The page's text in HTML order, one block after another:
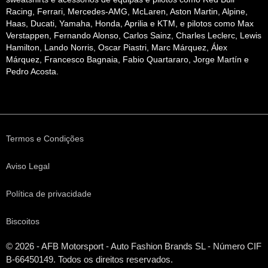
Racing, Ferrari, Mercedes-AMG, McLaren, Aston Martin, Alpine,
Haas, Ducati, Yamaha, Honda, Aprilia e KTM, e pilotos como Max
Verstappen, Fernando Alonso, Carlos Sainz, Charles Leclerc, Lewis
Hamilton, Lando Norris, Oscar Piastri, Marc Márquez, Álex
Márquez, Francesco Bagnaia, Fabio Quartararo, Jorge Martín e
Pedro Acosta.
Termos e Condições
Aviso Legal
Política de privacidade
Biscoitos
© 2026 - AFB Motorsport - Auto Fashion Brands SL- Número CIF
B-66450149. Todos os direitos reservados.